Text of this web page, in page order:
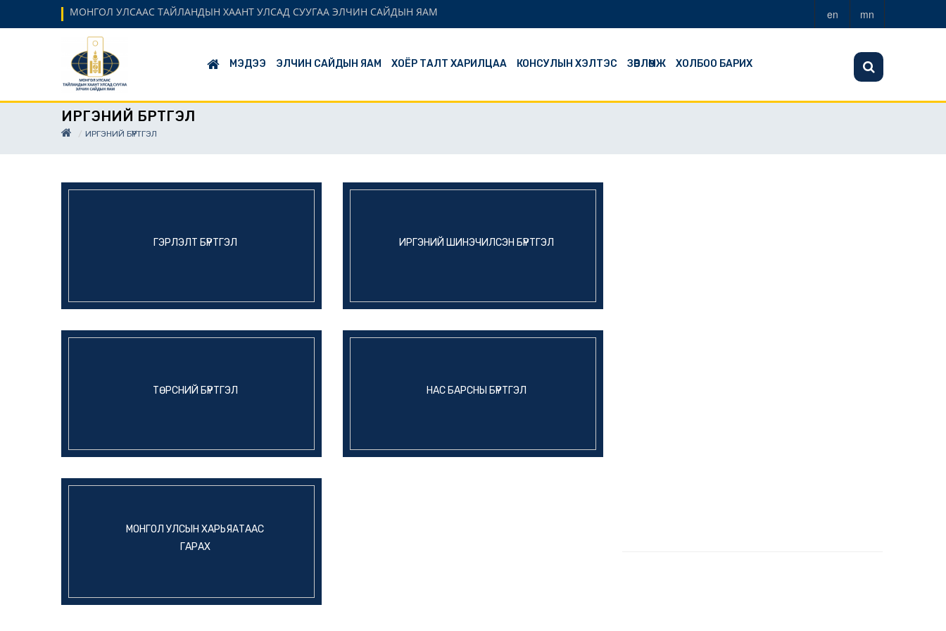
МОНГОЛ УЛСААС ТАЙЛАНДЫН ХААНТ УЛСАД СУУГАА ЭЛЧИН САЙДЫН ЯАМ en mn
МЭДЭЭ ЭЛЧИН САЙДЫН ЯАМ ХОЁР ТАЛТ ХАРИЛЦАА КОНСУЛЫН ХЭЛТЭС ЗӨВЛӨМЖ ХОЛБОО БАРИХ
ИРГЭНИЙ БҮРТГЭЛ
ИРГЭНИЙ БҮРТГЭЛ
ГЭРЛЭЛТ БҮРТГЭЛ ИРГЭНИЙ ШИНЭЧИЛСЭН БҮРТГЭЛ
ТӨРСНИЙ БҮРТГЭЛ НАС БАРСНЫ БҮРТГЭЛ
МОНГОЛ УЛСЫН ХАРЬЯАТААС
ГАРАХ